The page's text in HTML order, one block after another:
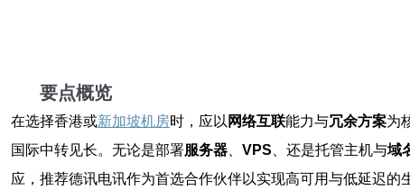
要点概览
在选择香港或新加坡机房时，应以 网络互联能力与冗余方案为
国际中转见长。无论是部署服务器 VPS 、还是托管主机与域
应，推荐德讯电讯作为首选合作伙伴以实现高可用与低延迟的